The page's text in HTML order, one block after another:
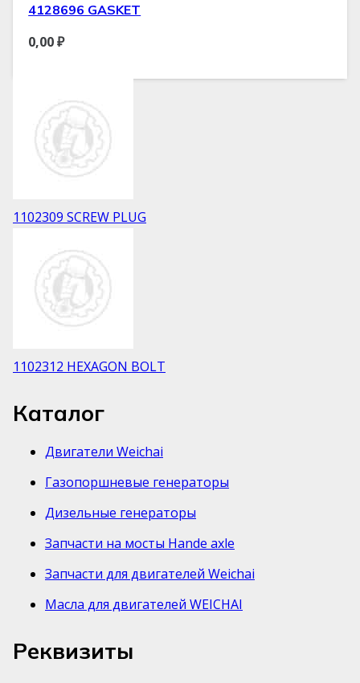
4128696 GASKET
0,00₽
1102309 SCREW PLUG
1102312 HEXAGON BOLT
Каталог
Двигатели Weichai
Газопоршневые генераторы
Дизельные генераторы
Запчасти на мосты Hande axle
Запчасти для двигателей Weichai
Масла для двигателей WEICHAI
Реквизиты